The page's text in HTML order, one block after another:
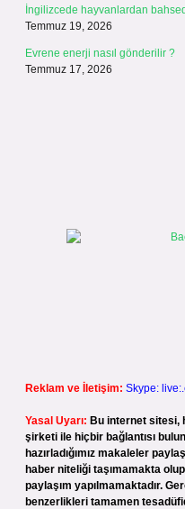
İngilizcede hayvanlardan
Temmuz 19, 2026
Evrene enerji nasıl gönderilir ?
Temmuz 17, 2026
Reklam ve İletişim: Skype:
Yasal Uyarı: Bu internet sitesi,
şirketi ile hiçbir bağlantısı
hazırladığımız makaleler
haber niteliği taşımamakta
paylaşım yapılmamaktadır.
benzerlikleri tamamen